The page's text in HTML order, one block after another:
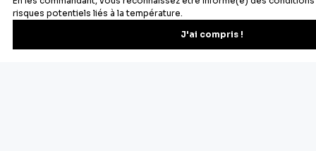
Newsletter
Recevez les recettes, astuces et offres spéciales.